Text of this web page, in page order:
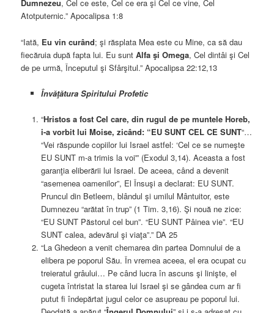
Dumnezeu, Cel ce este, Cel ce era şi Cel ce vine, Cel
Atotputernic.” Apocalipsa 1:8
“Iată, Eu vin curând; şi răsplata Mea este cu Mine, ca să dau
fiecăruia după fapta lui. Eu suntAlfa şi Omega, Cel dintâi şi Cel
de pe urmă, Începutul şi Sfârşitul.” Apocalipsa 22:12,13
Învăţătura Spiritului Profetic
“Hristos a fost Cel care, din rugul de pe muntele Horeb,
i-a vorbit lui Moise, zicând: “EU SUNT CEL CE SUNT“…
“Vei răspunde copiilor lui Israel astfel: ‘Cel ce se numeşte
EU SUNT m-a trimis la voi'” (Exodul 3,14). Aceasta a fost
garanţia eliberării lui Israel. De aceea, când a devenit
“asemenea oamenilor”, El Însuşi a declarat: EU SUNT.
Pruncul din Betleem, blândul şi umilul Mântuitor, este
Dumnezeu “arătat în trup” (1 Tim. 3,16). Şi nouă ne zice:
“EU SUNT Păstorul cel bun”. “EU SUNT Pâinea vie”. “EU
SUNT calea, adevărul şi viaţa”.” DA 25
“La Ghedeon a venit chemarea din partea Domnului de a
elibera pe poporul Său. În vremea aceea, el era ocupat cu
treieratul grâului… Pe când lucra în ascuns şi linişte, el
cugeta întristat la starea lui Israel şi se gândea cum ar fi
putut fi îndepărtat jugul celor ce asupreau pe poporul lui.